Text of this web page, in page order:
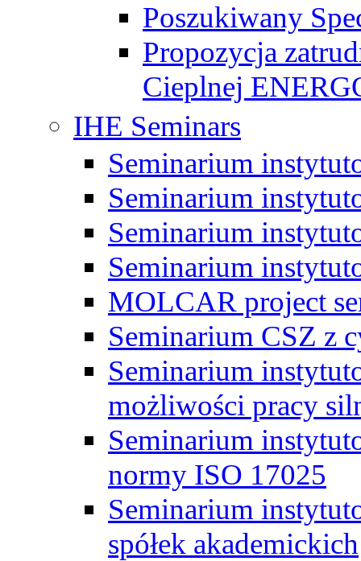
Poszukiwany
Propozycja
Cieplnej
IHE Seminars
Seminarium
Seminarium
Seminarium
Seminarium
MOLCAR project
Seminarium CSZ z
Seminarium
możliwości pracy
Seminarium
normy ISO 17025
Seminarium
spółek akademickich